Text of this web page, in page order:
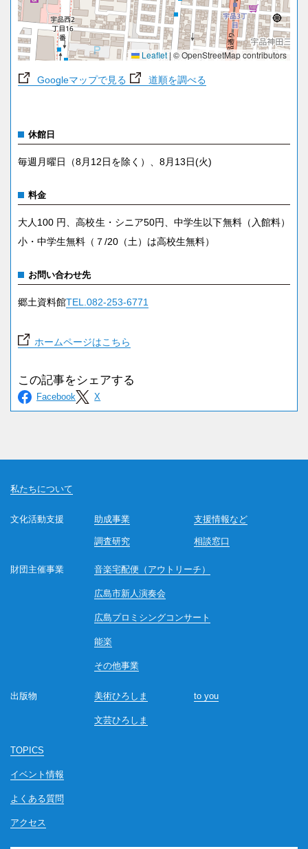
Leaflet| © OpenStreetMap contributors
Googleマップで見る 道順を調べる
休館日
毎週月曜日（8月12日を除く）、8月13日(火)
料金
大人100 円、高校生・シニア50円、中学生以下無料（入館料）
小・中学生無料（７/20（土）は高校生無料）
お問い合わせ先
郷土資料館TEL.082-253-6771
ホームページはこちら
私たちについて
文化活動支援 助成事業
調査研究 相談窓口
支援情報など
財団主催事業 音楽宅配便（アウトリーチ）
広島市新人演奏会
広島プロミシングコンサート
能楽
その他事業
出版物 美術ひろしま
文芸ひろしま
to you
TOPICS
イベント情報
よくある質問
アクセス